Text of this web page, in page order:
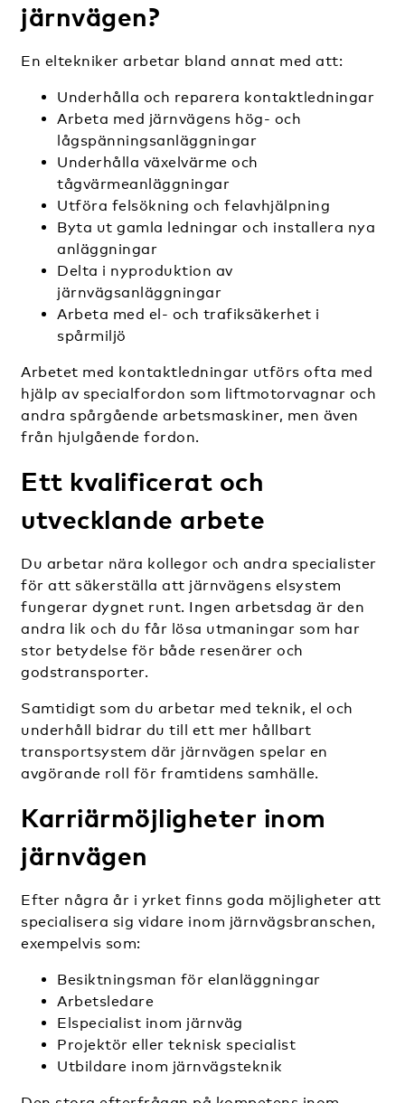
järnvägen?
En eltekniker arbetar bland annat med att:
Underhålla och reparera kontaktledningar
Arbeta med järnvägens hög- och
lågspänningsanläggningar
Underhålla växelvärme och
tågvärmeanläggningar
Utföra felsökning och felavhjälpning
Byta ut gamla ledningar och installera nya
anläggningar
Delta i nyproduktion av
järnvägsanläggningar
Arbeta med el- och trafiksäkerhet i
spårmiljö
Arbetet med kontaktledningar utförs ofta med
hjälp av specialfordon som liftmotorvagnar och
andra spårgående arbetsmaskiner, men även
från hjulgående fordon.
Ett kvalificerat och
utvecklande arbete
Du arbetar nära kollegor och andra specialister
för att säkerställa att järnvägens elsystem
fungerar dygnet runt. Ingen arbetsdag är den
andra lik och du får lösa utmaningar som har
stor betydelse för både resenärer och
godstransporter.
Samtidigt som du arbetar med teknik, el och
underhåll bidrar du till ett mer hållbart
transportsystem där järnvägen spelar en
avgörande roll för framtidens samhälle.
Karriärmöjligheter inom
järnvägen
Efter några år i yrket finns goda möjligheter att
specialisera sig vidare inom järnvägsbranschen,
exempelvis som:
Besiktningsman för elanläggningar
Arbetsledare
Elspecialist inom järnväg
Projektör eller teknisk specialist
Utbildare inom järnvägsteknik